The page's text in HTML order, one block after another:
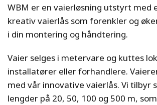
WBM er en vaierløsning utstyrt med
kreativ vaierlås som forenkler og
i din montering og håndtering.
Vaier selges i metervare og kuttes
installatører eller forhandlere.
med vår innovative vaierlås. Vi tilbyr
lengder på 20, 50, 100 og 500 m,